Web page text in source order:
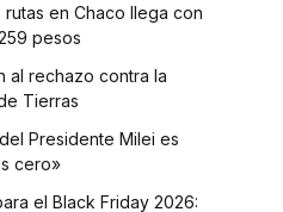
en Chaco llega con
pesos
al rechazo contra la
Tierras
Presidente Milei es
cero»
el Black Friday 2026: